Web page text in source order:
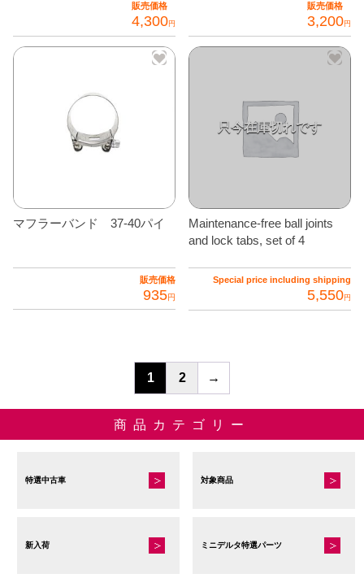
オ
プ
ョ
は
ジ
販売価格
4,300円
販売価格
3,200円
マフラーバンド 37-40パイ
販売価格
935円
Maintenance-free ball joints
and lock tabs, set of 4
Special price including shipping
5,550円
1 2 →
商品カテゴリー
特選中古車 対象商品
新入荷 ミニデルタ特選パーツ